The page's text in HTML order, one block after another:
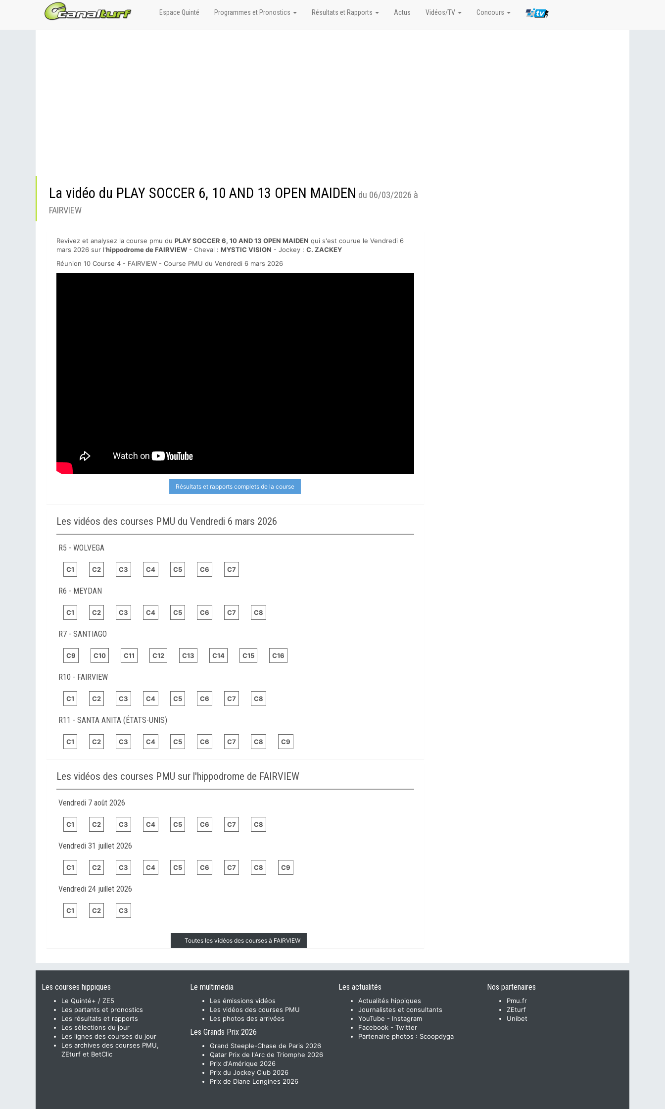
La vidéo du PLAY SOCCER 6, 10 AND 13 OPEN MAIDEN du 06/03/2026 à
FAIRVIEW
Revivez et analysez la course pmu du PLAY SOCCER 6, 10 AND 13 OPEN MAIDEN qui s'est courue le Vendredi 6
mars 2026 sur l'hippodrome de FAIRVIEW - Cheval : MYSTIC VISION - Jockey : C. ZACKEY
Réunion 10 Course 4 - FAIRVIEW - Course PMU du Vendredi 6 mars 2026
Résultats et rapports complets de la course
Les vidéos des courses PMU du Vendredi 6 mars 2026
R5 - WOLVEGA
C1 C2 C3 C4 C5 C6 C7
R6 - MEYDAN
C1 C2 C3 C4 C5 C6 C7 C8
R7 - SANTIAGO
C9 C10 C11 C12 C13 C14 C15 C16
R10 - FAIRVIEW
C1 C2 C3 C4 C5 C6 C7 C8
R11 - SANTA ANITA (ÉTATS-UNIS)
C1 C2 C3 C4 C5 C6 C7 C8 C9
Les vidéos des courses PMU sur l'hippodrome de FAIRVIEW
Vendredi 7 août 2026
C1 C2 C3 C4 C5 C6 C7 C8
Vendredi 31 juillet 2026
C1 C2 C3 C4 C5 C6 C7 C8 C9
Vendredi 24 juillet 2026
C1 C2 C3
Toutes les vidéos des courses à FAIRVIEW
Espace Quinté Programmes et Pronostics Résultats et Rapports Actus Vidéos/TV Concours
Les courses hippiques
Le Quinté+ / ZE5
Les partants et pronostics
Les résultats et rapports
Les sélections du jour
Les lignes des courses du jour
Les archives des courses PMU,
ZEturf et BetClic
Le multimedia
Les émissions vidéos
Les vidéos des courses PMU
Les photos des arrivées
Les Grands Prix 2026
Grand Steeple-Chase de Paris 2026
Qatar Prix de l'Arc de Triomphe 2026
Prix d'Amérique 2026
Prix du Jockey Club 2026
Prix de Diane Longines 2026
Les actualités
Actualités hippiques
Journalistes et consultants
YouTube - Instagram
Facebook - Twitter
Partenaire photos : Scoopdyga
Nos partenaires
Pmu.fr
ZEturf
Unibet